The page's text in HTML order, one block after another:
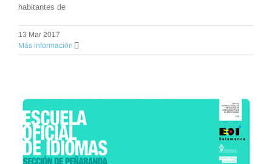
habitantes de
13 Mar 2017
Más información